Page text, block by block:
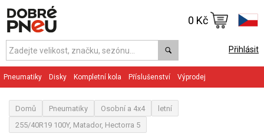
Přihlásit
0 Kč
Pneumatiky Disky Kompletní kola Příslušenství Výprodej
Domů Pneumatiky Osobní a 4x4
letní
255/40R19 100Y, Matador, Hectorra 5